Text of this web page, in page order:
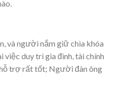
và người nắm giữ chìa khóa
việc duy trì gia đình, tài chính
trợ rất tốt; Người đàn ông